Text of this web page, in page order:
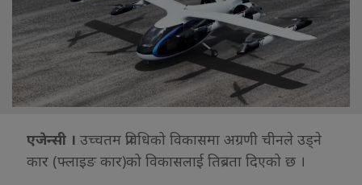
एजेन्सी । उच्चतम प्रविधिको विकासमा अग्रणी चीनले उड्ने
कार (फ्लाइङ कार)को विकासलाई तिब्रता दिएको छ ।